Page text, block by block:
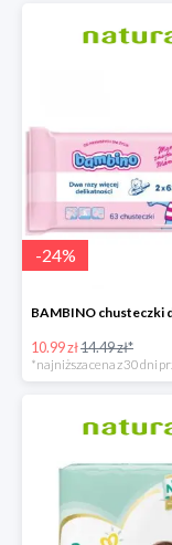
-24%
10.99 zł14.49 zł*